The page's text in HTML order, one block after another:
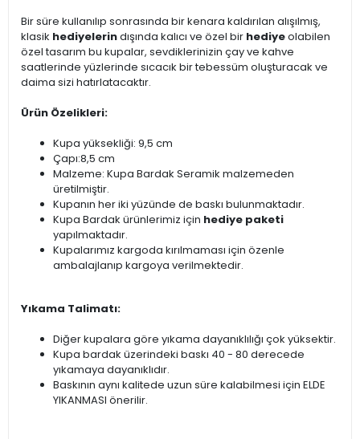
Bir süre kullanılıp sonrasında bir kenara kaldırılan alışılmış,
klasik hediyelerindışında kalıcı ve özel bir hediyeolabilen
özel tasarım bu kupalar, sevdiklerinizin çay ve kahve
saatlerinde yüzlerinde sıcacık bir tebessüm oluşturacak ve
daima sizi hatırlatacaktır.
Ürün Özelikleri:
Kupa yüksekliği: 9,5 cm
Çapı:8,5 cm
Malzeme: Kupa Bardak Seramik malzemeden
üretilmiştir.
Kupanın her iki yüzünde de baskı bulunmaktadır.
Kupa Bardak ürünlerimiz için hediye paketi
yapılmaktadır.
Kupalarımız kargoda kırılmaması için özenle
ambalajlanıp kargoya verilmektedir.
Yıkama Talimatı:
Diğer kupalara göre yıkama dayanıklılığı çok yüksektir.
Kupa bardak üzerindeki baskı 40 - 80 derecede
yıkamaya dayanıklıdır.
Baskının aynı kalitede uzun süre kalabilmesi için ELDE
YIKANMASI önerilir.